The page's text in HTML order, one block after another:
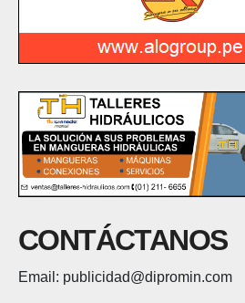
CONTÁCTANOS
Email: publicidad@dipromin.com